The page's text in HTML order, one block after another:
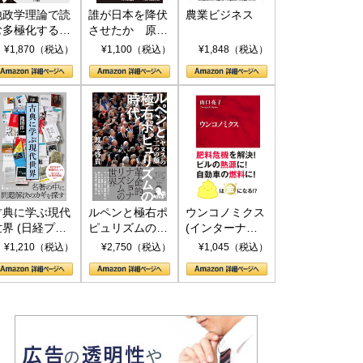
政学理論で読
多極化する世
トランプと
¥1,870（税込）
誰が日本を降伏
させたか 原爆
投下、ソ連参
(PHP新書)
¥1,100（税込）
農業ビジネス
¥1,848（税込）
典に学ぶ現代
界 (日経プレ
アシリーズ)
¥1,210（税込）
ルペンと極右ポ
ピュリズムの時
代：〈ヤヌス〉
¥2,750（税込）
ウンコノミクス
(インターナシ
ョナル新書)
¥1,045（税込）